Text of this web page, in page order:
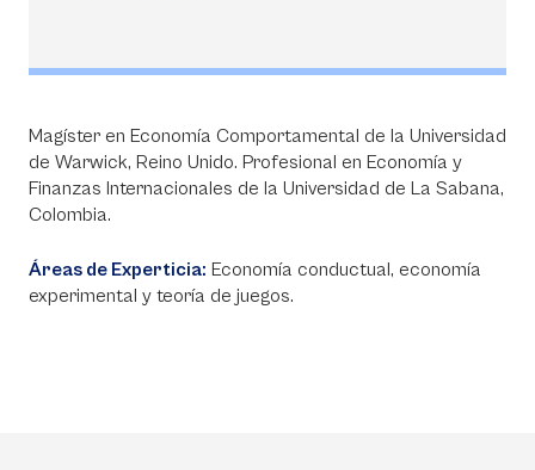
Magíster en Economía Comportamental de la Universidad
de Warwick, Reino Unido. Profesional en Economía y
Finanzas Internacionales de la Universidad de La Sabana,
Colombia.
Áreas de Experticia: Economía conductual, economía
experimental y teoría de juegos.